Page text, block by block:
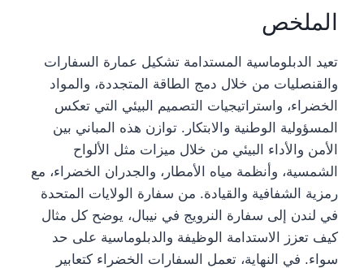
الملخص
تعيد الدبلوماسية المستدامة تشكيل عمارة السفارات
والقنصليات من خلال دمج الطاقة المتجددة، والمواد
الخضراء، واستراتيجيات التصميم البيئي التي تعكس
المسؤولية الوطنية والابتكار. توازن هذه المباني بين
الأمن والأداء البيئي من خلال ميزات مثل الألواح
الشمسية، وأنظمة مياه الأمطار، والجدران الخضراء، مع
رمزية الشفافية والقيادة. من سفارة الولايات المتحدة
في لندن إلى سفارة النرويج في نيبال، يوضح كل مثال
كيف تعزز الاستدامة الوظيفة والدبلوماسية على حد
سواء. في النهاية، تعمل السفارات الخضراء كتعابير